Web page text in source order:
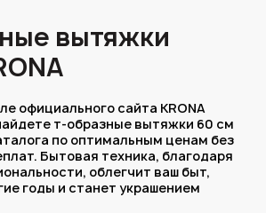
вытяжки
официального сайта KRONA
т-образные вытяжки 60 см
по оптимальным ценам без
Бытовая техника, благодаря
облегчит ваш быт,
годы и станет украшением